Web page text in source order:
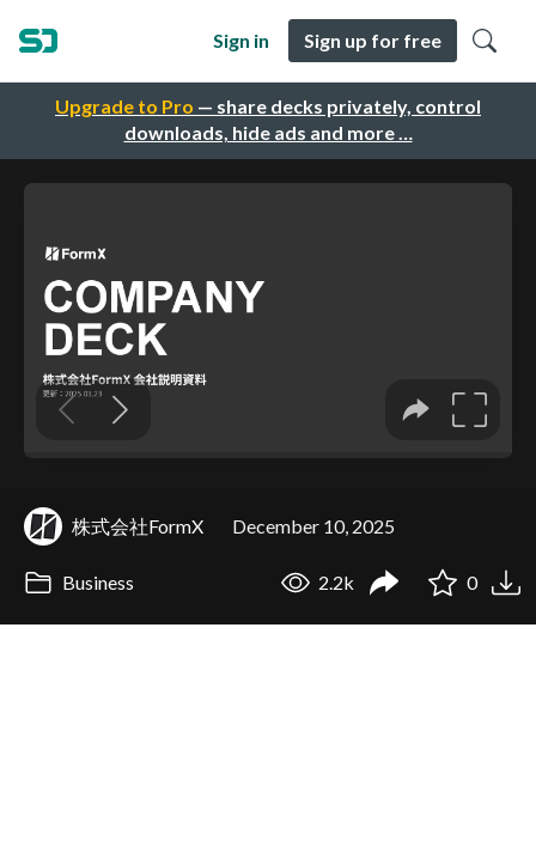
Upgrade to Pro — share decks privately, control
downloads, hide ads and more …
Sign in Sign up for free
株式会社FormX December 10, 2025
Business 2.2k 0